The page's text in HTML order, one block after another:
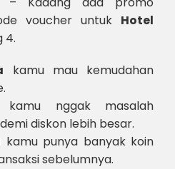
voucher untuk Hotel
4.
kamu mau kemudahan
kamu nggak masalah
diskon lebih besar.
kamu punya banyak koin
sebelumnya.